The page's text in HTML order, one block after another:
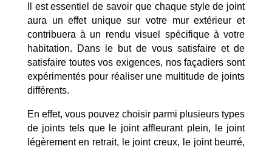
Il est essentiel de savoir que chaque style de joint
aura un effet unique sur votre mur extérieur et
contribuera à un rendu visuel spécifique à votre
habitation. Dans le but de vous satisfaire et de
satisfaire toutes vos exigences, nos façadiers sont
expérimentés pour réaliser une multitude de joints
différents.
En effet, vous pouvez choisir parmi plusieurs types
de joints tels que le joint affleurant plein, le joint
légèrement en retrait, le joint creux, le joint beurré,